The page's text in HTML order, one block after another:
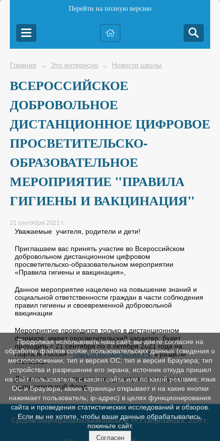
Перейти на полную версию
Главная → Это интересно → Новости школы
ВСЕРОССИЙСКОЕ
ДОБРОВОЛЬНОЕ
ДИСТАНЦИОННОЕ ЦИФРОВОЕ
ПРОСВЕТИТЕЛЬСКО-
ОБРАЗОВАТЕЛЬНОЕ
МЕРОПРИЯТИЕ "ПРАВИЛА
ГИГИЕНЫ И ВАКЦИНАЦИЯ"
21 сентября 2021 г.
Уважаемые учителя, родители и дети!
Приглашаем вас принять участие во Всероссийском
добровольном дистанционном цифровом
просветительско-образовательном мероприятии
«Правила гигиены и вакцинация»,
Данное мероприятие нацелено на повышение знаний и
социальной ответственности граждан в части соблюдения
правил гигиены и своевременной добровольной
вакцинации
Мероприятие проводится только в дистанционном
формате, имеет просветительский характер, будет
проходить с 21 сентября по 8 октября 2021 года на
Портале Россия -https://ПорталРоссия.РФв разделе
«Гигиена».
Для активных участников предусмотрены награды и
поощрительный фонд.
Средняя общеобразовательная школа № 35, г.Петрозаводск, 2026 г.
Продолжая использовать наш сайт, вы даете согласие на
обработку файлов cookie, пользовательских данных (сведения о
местоположении; тип и версия ОС; тип и версия Браузера; тип
устройства и разрешение его экрана; источник откуда пришел
на сайт пользователь; с какого сайта или по какой рекламе; язык
ОС и Браузера; какие страницы открывает и на какие кнопки
нажимает пользователь; ip-адрес) в целях функционирования
сайта и проведения статистических исследований и обзоров.
Если вы не хотите, чтобы ваши данные обрабатывались,
покиньте сайт.
Согласен